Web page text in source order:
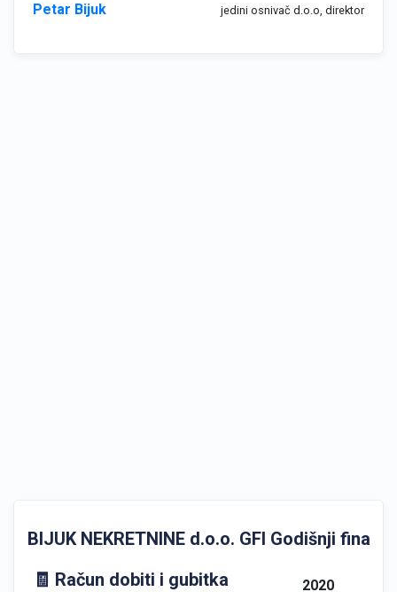
Petar Bijuk jedini osnivač d.o.o, direktor
BIJUK NEKRETNINE d.o.o. GFI Godišnji
🧾 Račun dobiti i gubitka
2020